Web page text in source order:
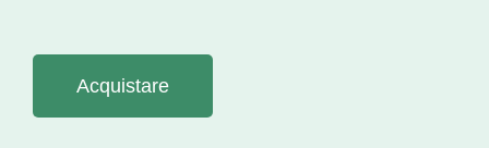
Acquistare